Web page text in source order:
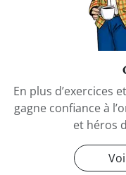
En plus d’exercices
gagne confiance à
et héros